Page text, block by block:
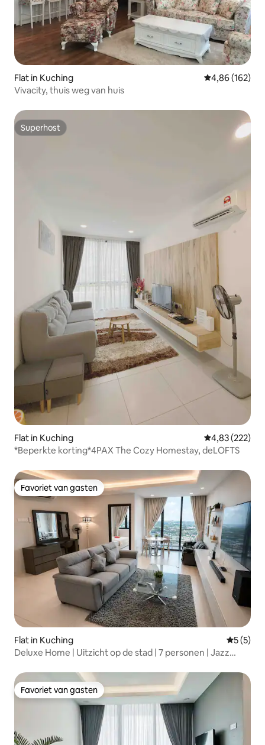
Flat in Kuching Gemiddelde
4,86 (162)
Vivacity, thuis weg van huis
Superhost
Superhost
Flat in Kuching Gemiddelde
4,83 (222)
*Beperkte korting*4PAX The Cozy Homestay, deLOFTS
Favoriet van gasten
Favoriet van gasten
Flat in Kuching
5 (5)
Deluxe Home | Uitzicht op de stad | 7 personen | Jazz
Favoriet van gasten
Favoriet van gasten